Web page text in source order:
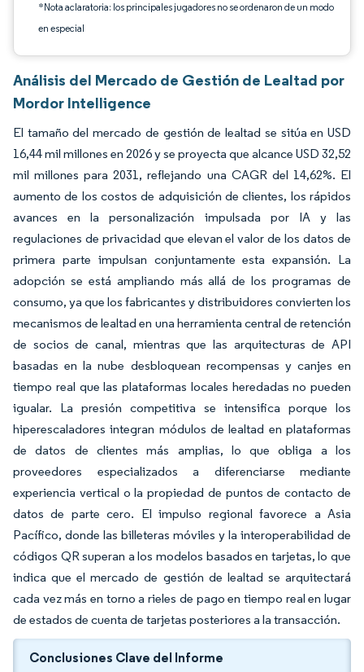
*Nota aclaratoria: los principales jugadores no se ordenaron de un modo
en especial
Análisis del Mercado de Gestión de Lealtad por
Mordor Intelligence
El tamaño del mercado de gestión de lealtad se sitúa en USD
16,44 mil millones en 2026 y se proyecta que alcance USD 32,52
mil millones para 2031, reflejando una CAGR del 14,62%. El
aumento de los costos de adquisición de clientes, los rápidos
avances en la personalización impulsada por IA y las
regulaciones de privacidad que elevan el valor de los datos de
primera parte impulsan conjuntamente esta expansión. La
adopción se está ampliando más allá de los programas de
consumo, ya que los fabricantes y distribuidores convierten los
mecanismos de lealtad en una herramienta central de retención
de socios de canal, mientras que las arquitecturas de API
basadas en la nube desbloquean recompensas y canjes en
tiempo real que las plataformas locales heredadas no pueden
igualar. La presión competitiva se intensifica porque los
hiperescaladores integran módulos de lealtad en plataformas
de datos de clientes más amplias, lo que obliga a los
proveedores especializados a diferenciarse mediante
experiencia vertical o la propiedad de puntos de contacto de
datos de parte cero. El impulso regional favorece a Asia
Pacífico, donde las billeteras móviles y la interoperabilidad de
códigos QR superan a los modelos basados en tarjetas, lo que
indica que el mercado de gestión de lealtad se arquitectará
cada vez más en torno a rieles de pago en tiempo real en lugar
de estados de cuenta de tarjetas posteriores a la transacción.
Conclusiones Clave del Informe